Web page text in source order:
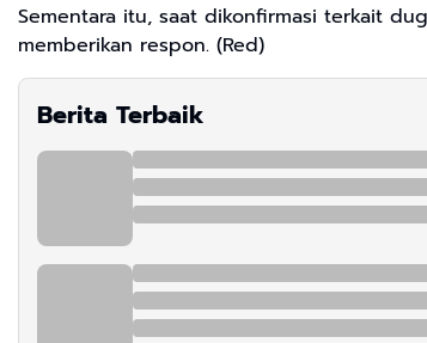
Sementara itu, saat dikonfirmasi terkait
memberikan respon. (Red)
Berita Terbaik